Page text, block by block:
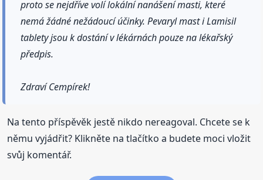
proto se nejdříve volí lokální nanášení masti, které
nemá žádné nežádoucí účinky. Pevaryl mast i Lamisil
tablety jsou k dostání v lékárnách pouze na lékařský
předpis.
Zdraví Cempírek!
Na tento příspěvěk jestě nikdo nereagoval. Chcete se k
němu vyjádřit? Klikněte na tlačítko a budete moci vložit
svůj komentář.